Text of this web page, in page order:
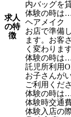
求人
の特
徴
内バッグを
体験の時は
ヘアメイク
お店で準備
ます。お客
く変わります
体験の時は
託児所利用
お子さんが
ご利用くだ
体験の時は
体験時交通
体験入店の